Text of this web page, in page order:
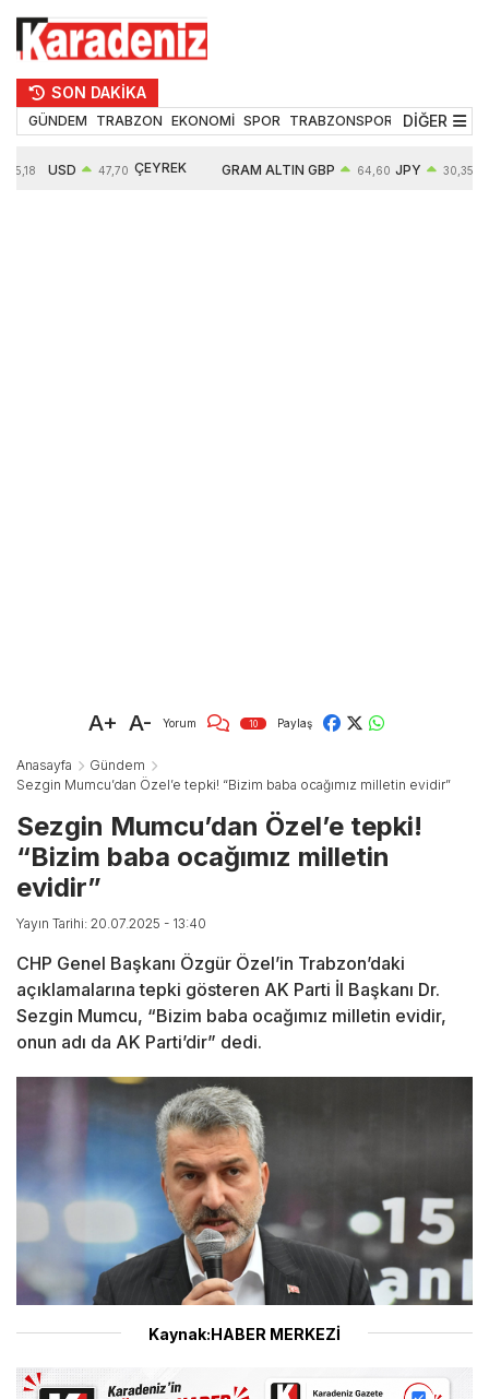
SON DAKİKA
GÜNDEM TRABZON EKONOMİ SPOR TRABZONSPOR TEKNOLOJİ
DİĞER
55,18 USD 47,70 ÇEYREK GRAM ALTIN GBP 64,60 JPY 30,35
A+ A- Yorum 10 Paylaş
Anasayfa
Gündem
Sezgin Mumcu’dan Özel’e tepki! “Bizim baba ocağımız milletin evidir”
Sezgin Mumcu’dan Özel’e tepki!
“Bizim baba ocağımız milletin
evidir”
Yayın Tarihi: 20.07.2025 - 13:40
CHP Genel Başkanı Özgür Özel’in Trabzon’daki
açıklamalarına tepki gösteren AK Parti İl Başkanı Dr.
Sezgin Mumcu, “Bizim baba ocağımız milletin evidir,
onun adı da AK Parti’dir” dedi.
Kaynak:HABER MERKEZİ